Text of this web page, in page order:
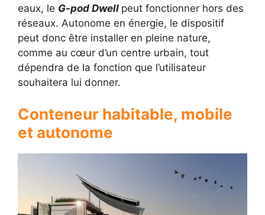
eaux, le G-pod Dwell peut fonctionner hors des
réseaux. Autonome en énergie, le dispositif
peut donc être installer en pleine nature,
comme au cœur d’un centre urbain, tout
dépendra de la fonction que l’utilisateur
souhaitera lui donner.
Conteneur habitable, mobile
et autonome